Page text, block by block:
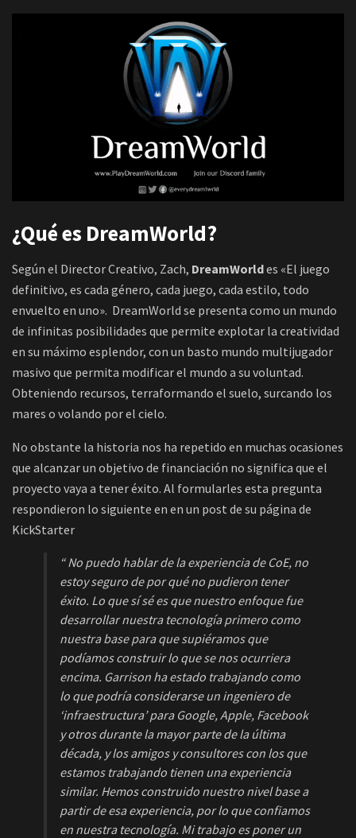
¿Qué es DreamWorld?
Según el Director Creativo, Zach, DreamWorldes «El juego
definitivo, es cada género, cada juego, cada estilo, todo
envuelto en uno». DreamWorld se presenta como un mundo
de infinitas posibilidades que permite explotar la creatividad
en su máximo esplendor, con un basto mundo multijugador
masivo que permita modificar el mundo a su voluntad.
Obteniendo recursos, terraformando el suelo, surcando los
mares o volando por el cielo.
No obstante la historia nos ha repetido en muchas ocasiones
que alcanzar un objetivo de financiación no significa que el
proyecto vaya a tener éxito. Al formularles esta pregunta
respondieron lo siguiente en en un post de su página de
KickStarter
“No puedo hablar de la experiencia de CoE, no
estoy seguro de por qué no pudieron tener
éxito. Lo que sí sé es que nuestro enfoque fue
desarrollar nuestra tecnología primero como
nuestra base para que supiéramos que
podíamos construir lo que se nos ocurriera
encima. Garrison ha estado trabajando como
lo que podría considerarse un ingeniero de
‘infraestructura’ para Google, Apple, Facebook
y otros durante la mayor parte de la última
década, y los amigos y consultores con los que
estamos trabajando tienen una experiencia
similar. Hemos construido nuestro nivel base a
partir de esa experiencia, por lo que confiamos
en nuestra tecnología. Mi trabajo es poner un